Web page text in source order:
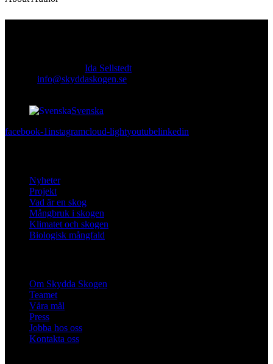
Ida Sellstedt
info@skyddaskogen.se
Svenska
facebook-1instagramcloud-lightyoutubelinkedin
Nyheter
Projekt
Vad är en skog
Mångbruk i skogen
Klimatet och skogen
Biologisk mångfald
Om Skydda Skogen
Teamet
Våra mål
Press
Jobba hos oss
Kontakta oss